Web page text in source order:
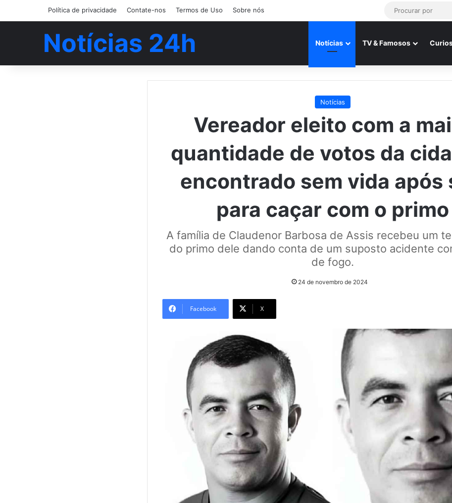
Política de privacidade Contate-nos Termos de Uso Sobre nós
Notícias 24h Notícias TV & Famosos
Notícias
Vereador eleito com a
quantidade de votos da
encontrado sem vida após
para caçar com o primo
A família de Claudenor Barbosa de Assis recebeu um
do primo dele dando conta de um suposto acidente
de fogo.
24 de novembro de 2024
Facebook X